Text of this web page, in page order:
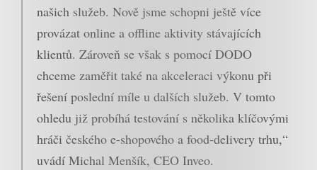
našich služeb. Nově jsme schopni ještě více
provázat online a offline aktivity stávajících
klientů. Zároveň se však s pomocí DODO
chceme zaměřit také na akceleraci výkonu při
řešení poslední míle u dalších služeb. V tomto
ohledu již probíhá testování s několika klíčovými
hráči českého e-shopového a food-delivery trhu,“
uvádí Michal Menšík, CEO Inveo.